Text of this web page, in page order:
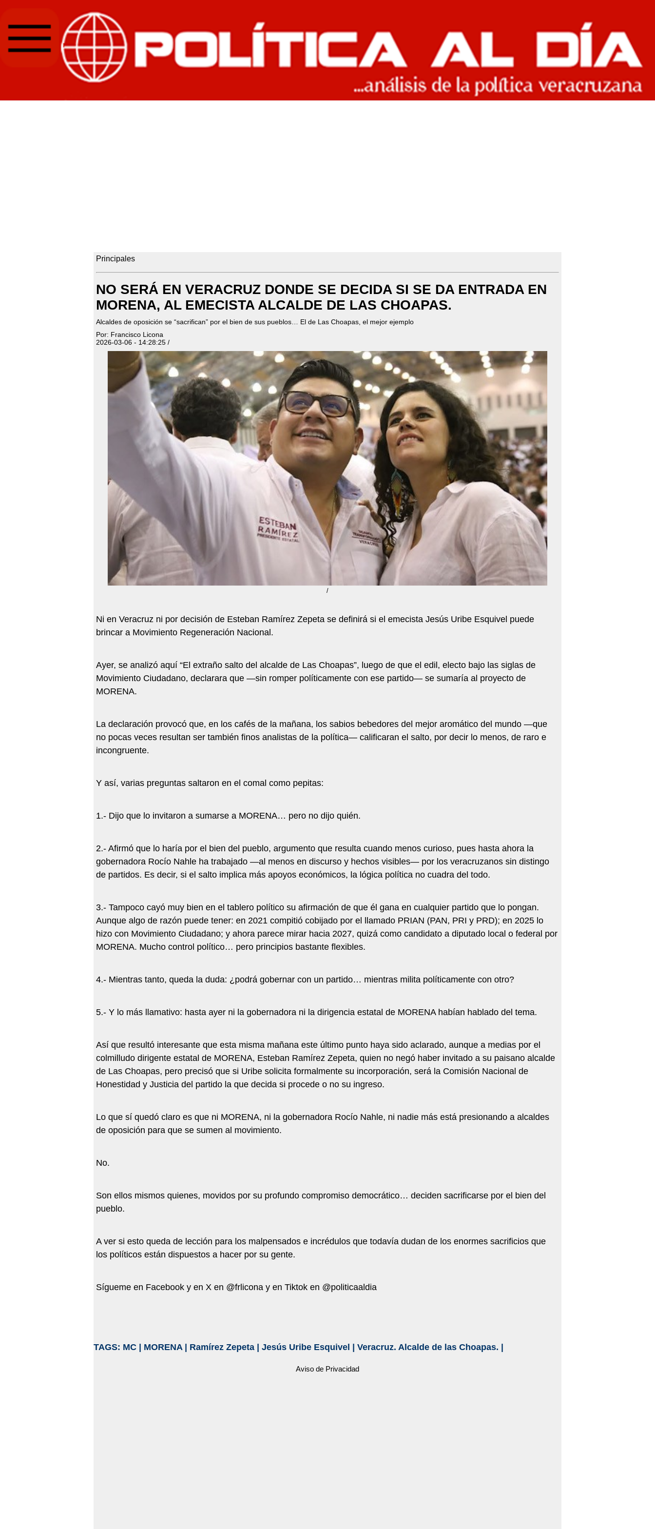
Principales
NO SERÁ EN VERACRUZ DONDE SE DECIDA SI SE DA ENTRADA EN
MORENA, AL EMECISTA ALCALDE DE LAS CHOAPAS.
Alcaldes de oposición se “sacrifican” por el bien de sus pueblos… El de Las Choapas, el mejor ejemplo
Por: Francisco Licona
2026-03-06 - 14:28:25 /
/
Ni en Veracruz ni por decisión de Esteban Ramírez Zepeta se definirá si el emecista Jesús Uribe Esquivel puede
brincar a Movimiento Regeneración Nacional.
Ayer, se analizó aquí “El extraño salto del alcalde de Las Choapas”, luego de que el edil, electo bajo las siglas de
Movimiento Ciudadano, declarara que —sin romper políticamente con ese partido— se sumaría al proyecto de
MORENA.
La declaración provocó que, en los cafés de la mañana, los sabios bebedores del mejor aromático del mundo —que
no pocas veces resultan ser también finos analistas de la política— calificaran el salto, por decir lo menos, de raro e
incongruente.
Y así, varias preguntas saltaron en el comal como pepitas:
1.- Dijo que lo invitaron a sumarse a MORENA… pero no dijo quién.
2.- Afirmó que lo haría por el bien del pueblo, argumento que resulta cuando menos curioso, pues hasta ahora la
gobernadora Rocío Nahle ha trabajado —al menos en discurso y hechos visibles— por los veracruzanos sin distingo
de partidos. Es decir, si el salto implica más apoyos económicos, la lógica política no cuadra del todo.
3.- Tampoco cayó muy bien en el tablero político su afirmación de que él gana en cualquier partido que lo pongan.
Aunque algo de razón puede tener: en 2021 compitió cobijado por el llamado PRIAN (PAN, PRI y PRD); en 2025 lo
hizo con Movimiento Ciudadano; y ahora parece mirar hacia 2027, quizá como candidato a diputado local o federal por
MORENA. Mucho control político… pero principios bastante flexibles.
4.- Mientras tanto, queda la duda: ¿podrá gobernar con un partido… mientras milita políticamente con otro?
5.- Y lo más llamativo: hasta ayer ni la gobernadora ni la dirigencia estatal de MORENA habían hablado del tema.
Así que resultó interesante que esta misma mañana este último punto haya sido aclarado, aunque a medias por el
colmilludo dirigente estatal de MORENA, Esteban Ramírez Zepeta, quien no negó haber invitado a su paisano alcalde
de Las Choapas, pero precisó que si Uribe solicita formalmente su incorporación, será la Comisión Nacional de
Honestidad y Justicia del partido la que decida si procede o no su ingreso.
Lo que sí quedó claro es que ni MORENA, ni la gobernadora Rocío Nahle, ni nadie más está presionando a alcaldes
de oposición para que se sumen al movimiento.
No.
Son ellos mismos quienes, movidos por su profundo compromiso democrático… deciden sacrificarse por el bien del
pueblo.
A ver si esto queda de lección para los malpensados e incrédulos que todavía dudan de los enormes sacrificios que
los políticos están dispuestos a hacer por su gente.
Sígueme en Facebook y en X en @frlicona y en Tiktok en @politicaaldia
TAGS: MC MORENA| Ramírez Zepeta Jesús Uribe Esquivel Veracruz. Alcalde de las Choapas.
Aviso de Privacidad